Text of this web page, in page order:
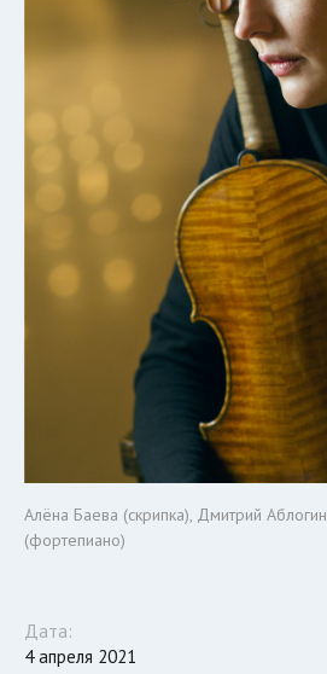
Алёна Баева (скрипка), Дмитрий Аблогин
(фортепиано)
Дата:
4 апреля 2021